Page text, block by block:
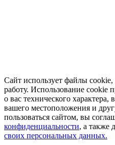
Сайт использует файлы cookie,
работу. Использование cookie
о вас технического характера,
вашего местоположения и
пользоваться сайтом, вы
конфиденциальности, а также
своих персональных данных.